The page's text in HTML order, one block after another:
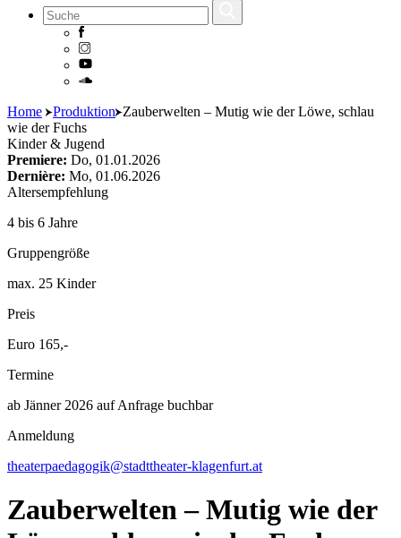
Skip
to
content
Home Produktion Zauberwelten – Mutig wie der Löwe, schlau
wie der Fuchs
Kinder & Jugend
Premiere: Do, 01.01.2026
Dernière: Mo, 01.06.2026
Altersempfehlung
4 bis 6 Jahre
Gruppengröße
max. 25 Kinder
Preis
Euro 165,-
Termine
ab Jänner 2026 auf Anfrage buchbar
Anmeldung
theaterpaedagogik@stadttheater-klagenfurt.at
Zauberwelten – Mutig wie der